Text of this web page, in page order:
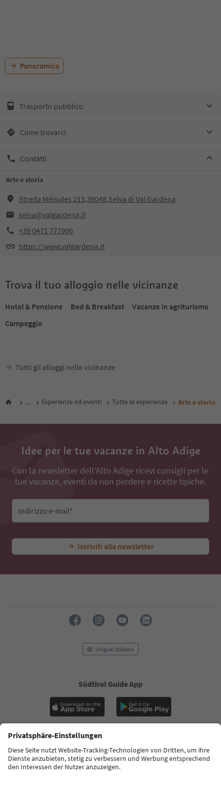
Panoramica
Trasporto pubblico
Come trovarci
Contatti
Arte e storia
Streda Mëisules 213,39048,Selva di Val Gardena
selva@valgardena.it
+39 0471 777900
https://www.valgardena.it
Trova il tuo alloggio nelle vicinanze
Hotel & Pensione Bed & Breakfast
Vacanze in agriturismo
Campeggio
Tutti gli alloggi nelle vicinanze
... Esperienze ed eventi Tutte le esperienze Arte e storia
Idee per le tue vacanze in Alto Adige
Con la newsletter dell’Alto Adige ricevi consigli per le
tue vacanze, eventi da non perdere e ricette tipiche.
Indirizzo e-mail*
Iscriviti alla newsletter
Lingua: Italiano
Südtirol Guide App
FAQ Contatti Press MICE
Privacy Policy
Termini e condizioni
Crediti
Cookie Policy